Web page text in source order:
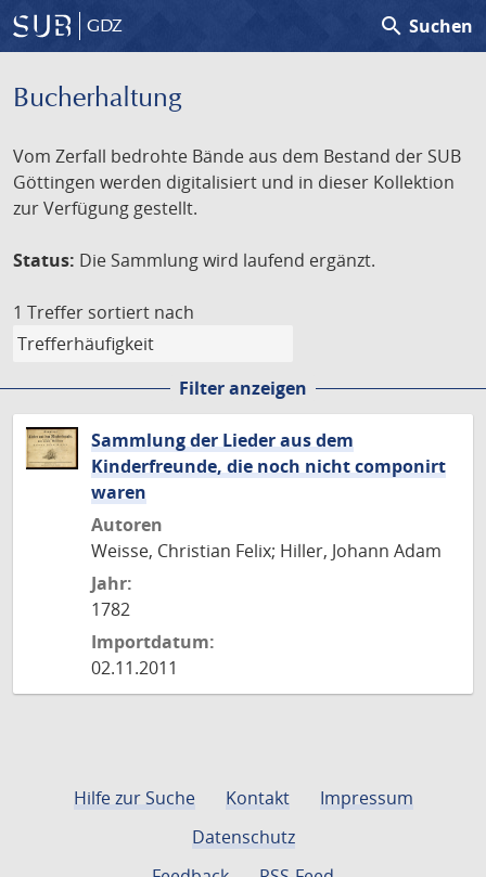
GDZ search Suchen
Bucherhaltung
Vom Zerfall bedrohte Bände aus dem Bestand der SUB
Göttingen werden digitalisiert und in dieser Kollektion
zur Verfügung gestellt.
Status: Die Sammlung wird laufend ergänzt.
1 Treffer sortiert nach
Filter anzeigen
Sammlung der Lieder aus dem
Kinderfreunde, die noch nicht componirt
waren
Autoren
Weisse, Christian Felix; Hiller, Johann Adam
Jahr:
1782
Importdatum:
02.11.2011
Hilfe zur Suche Kontakt
Impressum
Datenschutz